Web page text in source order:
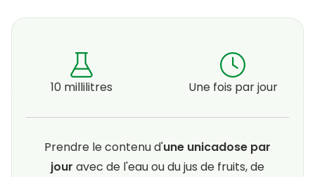
10 millilitres Une fois par jour
Prendre le contenu d'une unicadose par
jour avec de l'eau ou du jus de fruits, de